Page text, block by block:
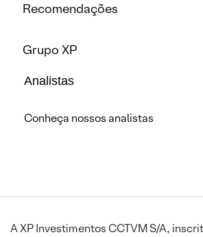
Recomendações
Grupo XP
Analistas
Conheça nossos analistas
A XP Investimentos CCTVM S/A,